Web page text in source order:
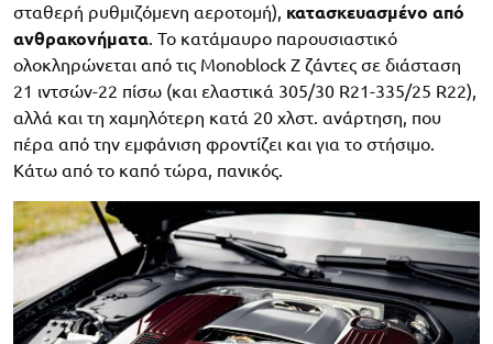
σταθερή ρυθμιζόμενη αεροτομή), κατασκευασμένο από
ανθρακονήματα . Το κατάμαυρο παρουσιαστικό
ολοκληρώνεται από τις Monoblock Z ζάντες σε διάσταση
21 ιντσών-22 πίσω (και ελαστικά 305/30 R21-335/25 R22),
αλλά και τη χαμηλότερη κατά 20 χλστ. ανάρτηση, που
πέρα από την εμφάνιση φροντίζει και για το στήσιμο.
Κάτω από το καπό τώρα, πανικός.